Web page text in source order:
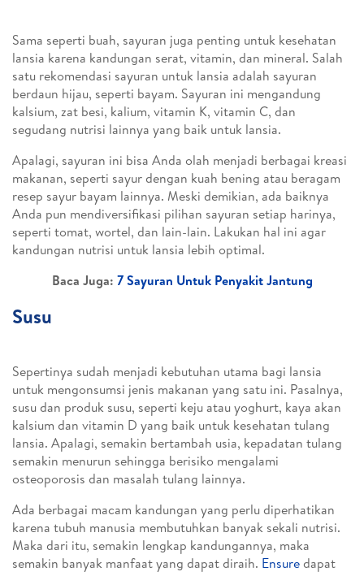
Sama seperti buah, sayuran juga penting untuk kesehatan
lansia karena kandungan serat, vitamin, dan mineral. Salah
satu rekomendasi sayuran untuk lansia adalah sayuran
berdaun hijau, seperti bayam. Sayuran ini mengandung
kalsium, zat besi, kalium, vitamin K, vitamin C, dan
segudang nutrisi lainnya yang baik untuk lansia.
Apalagi, sayuran ini bisa Anda olah menjadi berbagai kreasi
makanan, seperti sayur dengan kuah bening atau beragam
resep sayur bayam lainnya. Meski demikian, ada baiknya
Anda pun mendiversifikasi pilihan sayuran setiap harinya,
seperti tomat, wortel, dan lain-lain. Lakukan hal ini agar
kandungan nutrisi untuk lansia lebih optimal.
Baca Juga: 7 Sayuran Untuk Penyakit Jantung
Susu
Sepertinya sudah menjadi kebutuhan utama bagi lansia
untuk mengonsumsi jenis makanan yang satu ini. Pasalnya,
susu dan produk susu, seperti keju atau yoghurt, kaya akan
kalsium dan vitamin D yang baik untuk kesehatan tulang
lansia. Apalagi, semakin bertambah usia, kepadatan tulang
semakin menurun sehingga berisiko mengalami
osteoporosis dan masalah tulang lainnya.
Ada berbagai macam kandungan yang perlu diperhatikan
karena tubuh manusia membutuhkan banyak sekali nutrisi.
Maka dari itu, semakin lengkap kandungannya, maka
semakin banyak manfaat yang dapat diraih. Ensuredapat